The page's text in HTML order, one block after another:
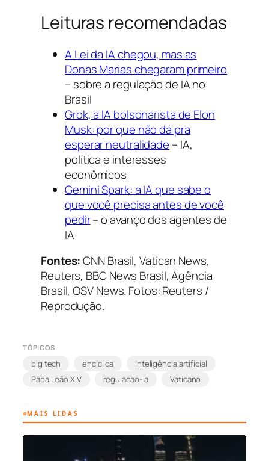
Leituras recomendadas
A Lei da IA chegou, mas as
Donas Marias chegaram primeiro
– sobre a regulação de IA no
Brasil
Grok, a IA bolsonarista de Elon
Musk: por que não dá pra
esperar neutralidade – IA,
política e interesses
econômicos
Gemini Spark: a IA que sabe o
que você precisa antes de você
pedir– o avanço dos agentes de
IA
Fontes:CNN Brasil, Vatican News,
Reuters, BBC News Brasil, Agência
Brasil, OSV News. Fotos: Reuters /
Reprodução.
TÓPICOS
big tech encíclica
inteligência artificial
Papa Leão XIV
regulacao-ia Vaticano
MAIS LIDAS